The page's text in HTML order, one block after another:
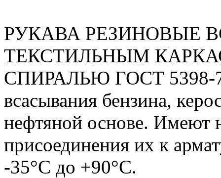
РУКАВА РЕЗИНОВЫЕ
ТЕКСТИЛЬНЫМ
СПИРАЛЬЮ ГОСТ 5398-
всасывания бензина,
нефтяной основе. Имеют
присоединения их к
-35°С до +90°С.